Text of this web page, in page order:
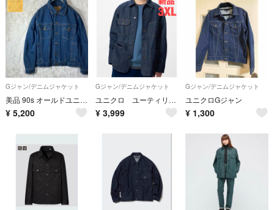
Gジャン/デニムジャケット
美品 90s オールドユニクロ デニムジャケット Gジャン インディゴ L
¥ 5,200
Gジャン/デニムジャケット
ユニクロ ユーティリティジャケットデニム
¥ 3,999
Gジャン/デニムジャケット
ユニクロGジャン
¥ 1,300